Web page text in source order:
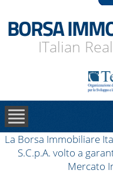
BORSA
ITalian
La Borsa Immobiliare
S.C.p.A. volto a
Mercato